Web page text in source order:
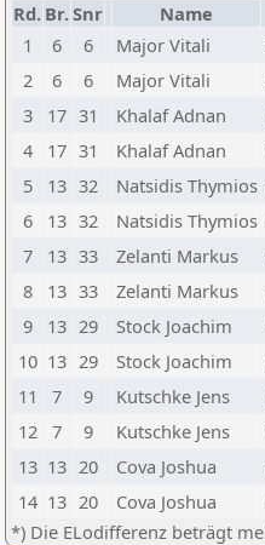
Rd. Br.Snr Name
1
6 6 Major Vitali
2
6 6 Major Vitali
3
17 31 Khalaf Adnan
4
17 31 Khalaf Adnan
5
13 32 Natsidis Thymios
6
13 32 Natsidis Thymios
7
13 33 Zelanti Markus
8
13 33 Zelanti Markus
9
13 29 Stock Joachim
10 13 29 Stock Joachim
11
7 9 Kutschke Jens
12
7 9 Kutschke Jens
13 13 20 Cova Joshua
14 13 20 Cova Joshua
*) Die ELodifferenz beträgt